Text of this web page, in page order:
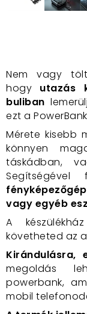
Nem vagy
hogy utazás
buliban
ezt a
Mérete kisebb
könnyen
táskádban,
Segítségével
vagy egyéb
A
követheted az
Kirándulásra,
megoldás
powerbank,
mobil